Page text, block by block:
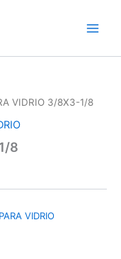
VIDRIO 3/8X3-1/8
8
VIDRIO